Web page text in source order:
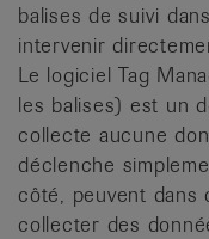
balises de suivi
intervenir
Le logiciel Tag
les balises) est un
collecte aucune
déclenche
côté, peuvent dans
collecter des